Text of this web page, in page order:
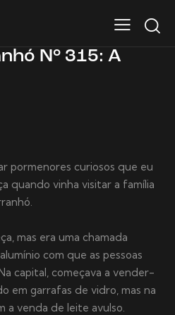
N° 315: A
pormenores curiosos que eu
quando vinha visitar a família
mas era uma chamada
com que as pessoas
capital, começava a vender-
em garrafas de vidro, mas na
a venda de leite avulso.